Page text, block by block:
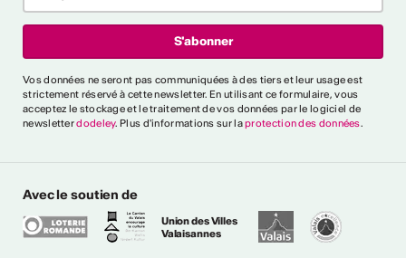
déjà publié un EP ou un
CHF. Délai : 1er
poèmes en français.
CHF + prestations
Info :
Vos données ne seront pas communiquées à des tiers et leur usage est
strictement réservé à cette newsletter. En utilisant ce formulaire, vous
acceptez le stockage et le traitement de vos données par le logiciel de
newsletterdodeley. Plus d'informations sur laprotection des données.
Avec le soutien de
Union des Villes
Valaisannes